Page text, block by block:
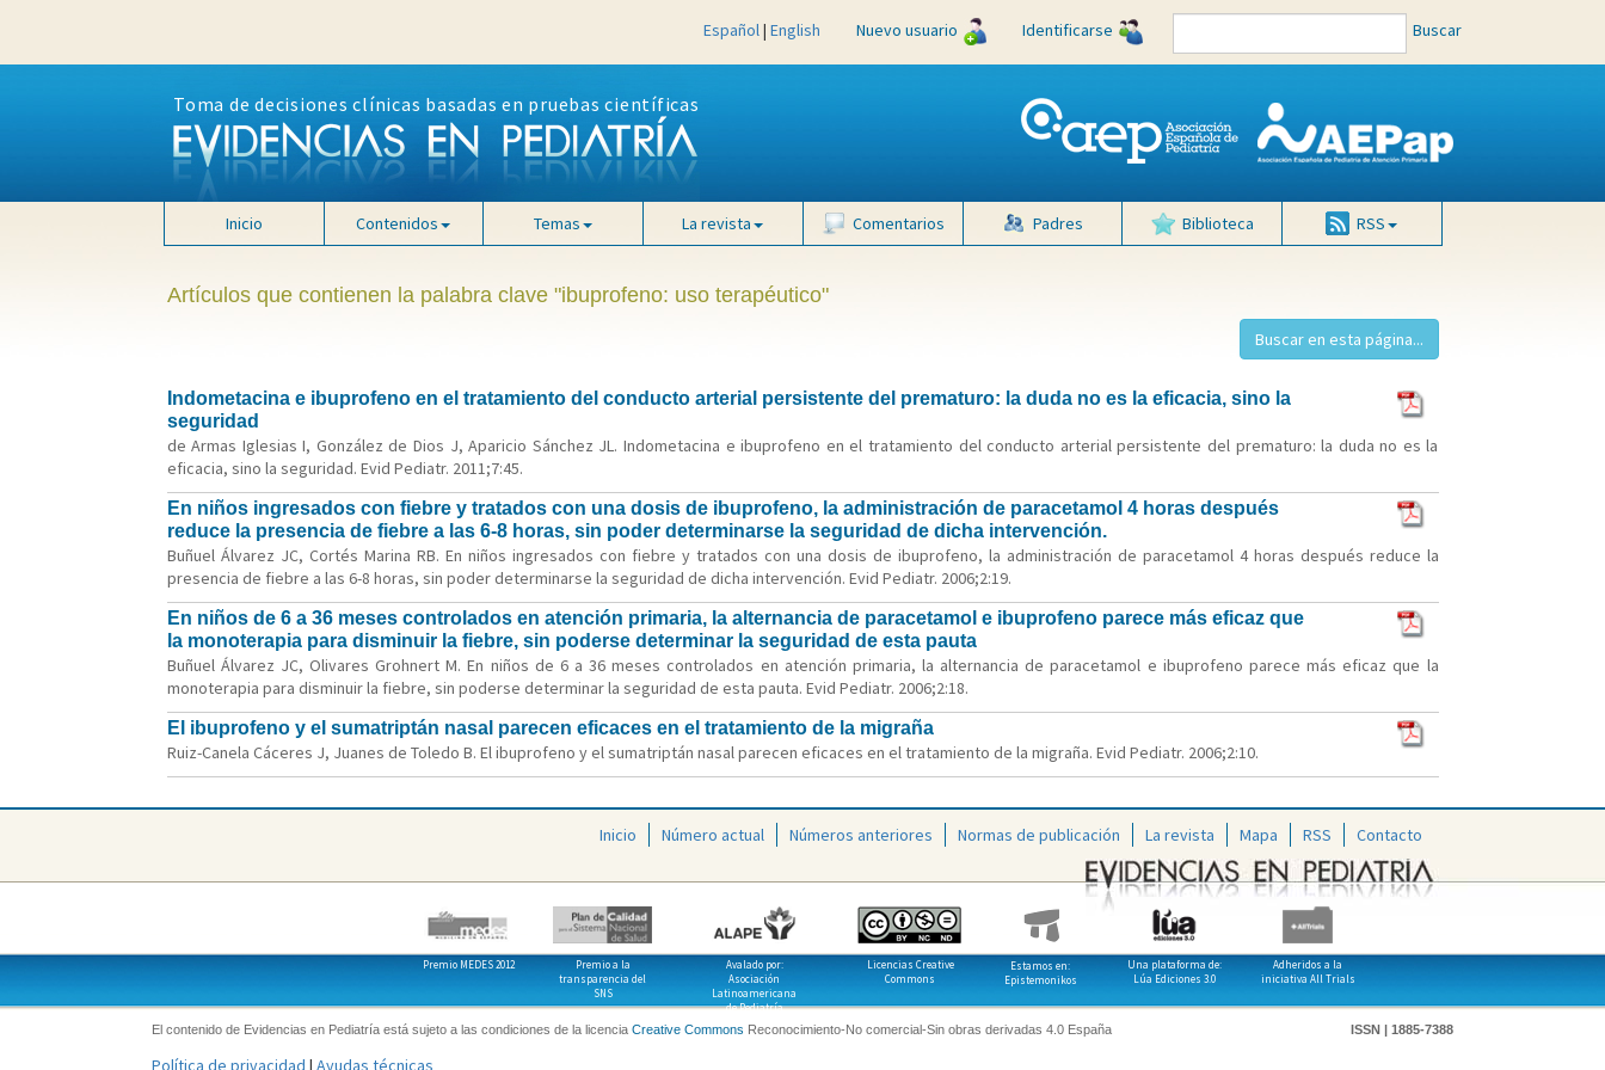
Español| English Nuevo usuario Identificarse Buscar
Toma de decisiones clínicas basadas en pruebas científicas
Inicio Contenidos Temas La revista Comentarios Padres Biblioteca RSS
Artículos que contienen la palabra clave "ibuprofeno: uso terapéutico"
Indometacina e ibuprofeno en el tratamiento del conducto arterial persistente del prematuro: la duda no es la eficacia, sino la
seguridad
de Armas Iglesias I, González de Dios J, Aparicio Sánchez JL. Indometacina e ibuprofeno en el tratamiento del conducto arterial persistente del prematuro: la duda no es la
eficacia, sino la seguridad. Evid Pediatr. 2011;7:45.
En niños ingresados con fiebre y tratados con una dosis de ibuprofeno, la administración de paracetamol 4 horas después
reduce la presencia de fiebre a las 6-8 horas, sin poder determinarse la seguridad de dicha intervención.
Buñuel Álvarez JC, Cortés Marina RB. En niños ingresados con fiebre y tratados con una dosis de ibuprofeno, la administración de paracetamol 4 horas después reduce la
presencia de fiebre a las 6-8 horas, sin poder determinarse la seguridad de dicha intervención. Evid Pediatr. 2006;2:19.
En niños de 6 a 36 meses controlados en atención primaria, la alternancia de paracetamol e ibuprofeno parece más eficaz que
la monoterapia para disminuir la fiebre, sin poderse determinar la seguridad de esta pauta
Buñuel Álvarez JC, Olivares Grohnert M. En niños de 6 a 36 meses controlados en atención primaria, la alternancia de paracetamol e ibuprofeno parece más eficaz que la
monoterapia para disminuir la fiebre, sin poderse determinar la seguridad de esta pauta. Evid Pediatr. 2006;2:18.
El ibuprofeno y el sumatriptán nasal parecen eficaces en el tratamiento de la migraña
Ruiz-Canela Cáceres J, Juanes de Toledo B. El ibuprofeno y el sumatriptán nasal parecen eficaces en el tratamiento de la migraña. Evid Pediatr. 2006;2:10.
Inicio Número actual Números anteriores Normas de publicación La revista Mapa RSS Contacto
Premio MEDES 2012
Premio a la
transparencia del
SNS
Avalado por:
Asociación
Latinoamericana
de Pediatría
Licencias Creative
Commons
Estamos en:
Epistemonikos
Una plataforma de:
Lúa Ediciones 3.0
Adheridos a la
iniciativa All Trials
El contenido de Evidencias en Pediatría está sujeto a las condiciones de la licencia Creative Commons Reconocimiento-No comercial-Sin obras derivadas 4.0 España ISSN | 1885-7388
Política de privacidad | Ayudas técnicas